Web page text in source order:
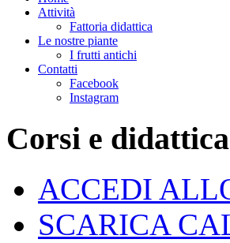
Attività
Fattoria didattica
Le nostre piante
I frutti antichi
Contatti
Facebook
Instagram
Corsi e didattica
ACCEDI
SCARICA